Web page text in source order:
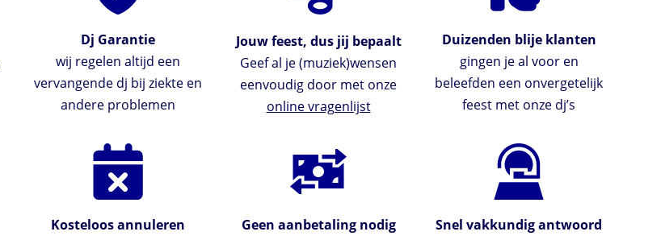
Dj Garantie
wij regelen altijd een
vervangende dj bij ziekte en
andere problemen
Jouw feest, dus jij bepaalt
Geef al je (muziek)wensen
eenvoudig door met onze
online vragenlijst
Duizenden blije klanten
gingen je al voor en
beleefden een onvergetelijk
feest met onze dj’s
Kosteloos annuleren
Geen aanbetaling nodig
Snel vakkundig antwoord